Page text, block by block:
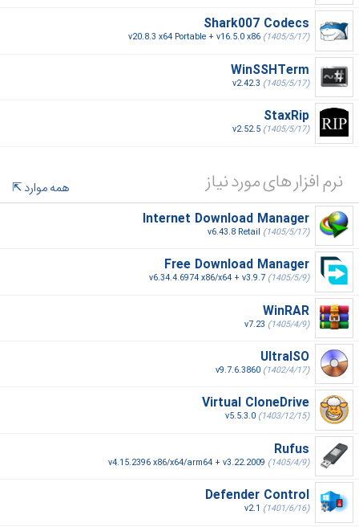
Shark007 Codecs
v20.8.3 x64 Portable + v16.5.0 x86 (1405/5/17)
WinSSHTerm
v2.42.3 (1405/5/17)
StaxRip
v2.52.5 (1405/5/17)
نرم افزار های مورد نیاز
همه موارد
Internet Download Manager
v6.43.8 Retail (1405/5/17)
Free Download Manager
v6.34.4.6974 x86/x64 + v3.9.7 (1405/5/9)
WinRAR
v7.23 (1405/4/9)
UltraISO
v9.7.6.3860 (1402/4/17)
Virtual CloneDrive
v5.5.3.0 (1403/12/15)
Rufus
v4.15.2396 x86/x64/arm64 + v3.22.2009 (1405/4/9)
Defender Control
v2.1 (1401/6/16)